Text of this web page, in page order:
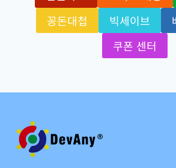
꽁돈대첩
빅세이브
쿠폰 센터